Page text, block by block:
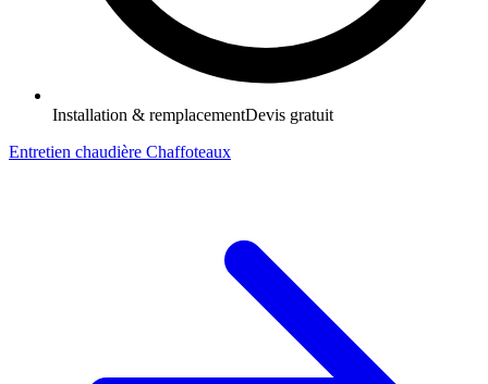
Installation & remplacementDevis gratuit
Entretien chaudière Chaffoteaux